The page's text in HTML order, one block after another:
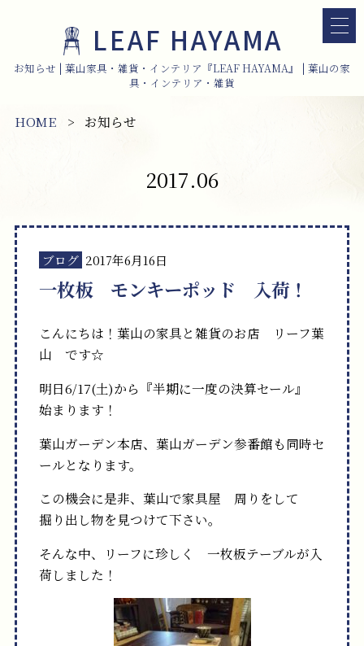
LEAF HAYAMA
お知らせ | 葉山家具・雑貨・インテリア『LEAF HAYAMA』 | 葉山の家
具・インテリア・雑貨
HOME お知らせ
2017.06
ブログ 2017年6月16日
一枚板 モンキーポッド 入荷！
こんにちは！葉山の家具と雑貨のお店 リーフ葉
山 です☆
明日6/17(土)から『半期に一度の決算セール』
始まります！
葉山ガーデン本店、葉山ガーデン参番館も同時セ
ールとなります。
この機会に是非、葉山で家具屋 周りをして
掘り出し物を見つけて下さい。
そんな中、リーフに珍しく 一枚板テーブルが入
荷しました！